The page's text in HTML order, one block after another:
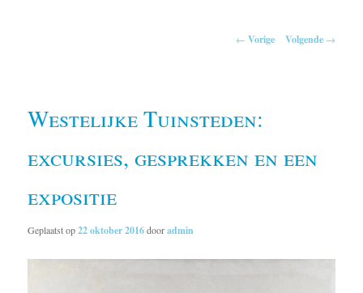
← Vorige Volgende →
Westelijke Tuinsteden:
excursies, gesprekken en een
expositie
Geplaatst op22 oktober 2016dooradmin